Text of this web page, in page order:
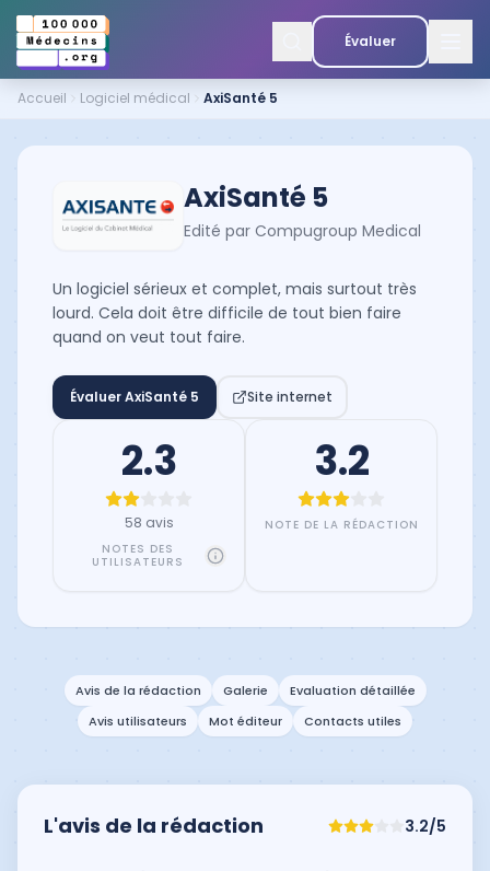
Évaluer
Accueil Logiciel médical AxiSanté 5
AxiSanté 5
Edité par Compugroup Medical
Un logiciel sérieux et complet, mais surtout très
lourd. Cela doit être difficile de tout bien faire
quand on veut tout faire.
ÉvaluerAxiSanté 5 Site internet
2.3
58 avis
NOTES DES
UTILISATEURS
3.2
NOTE DE LA RÉDACTION
Avis de la rédaction Galerie
Evaluation détaillée
Avis utilisateurs
Mot éditeur Contacts utiles
L'avis de la rédaction 3.2/5